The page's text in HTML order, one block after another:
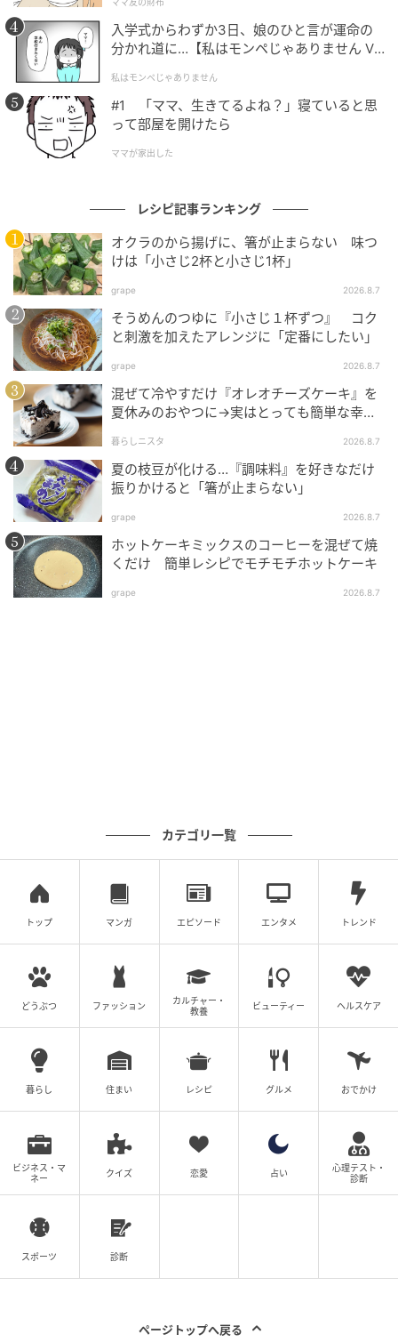
入学式からわずか3日、娘のひと言が運命の
分かれ道に…【私はモンペじゃありません Vo
私はモンペじゃありません
#1 「ママ、生きてるよね？」寝ていると思
って部屋を開けたら
ママが家出した
レシピ記事ランキング
オクラのから揚げに、箸が止まらない 味つ
けは「小さじ2杯と小さじ1杯」
grape 2026.8.7
そうめんのつゆに『小さじ１杯ずつ』 コク
と刺激を加えたアレンジに「定番にしたい」
grape 2026.8.7
混ぜて冷やすだけ『オレオチーズケーキ』を
夏休みのおやつに→実はとっても簡単な幸せ
暮らしニスタ 2026.8.7
夏の枝豆が化ける…『調味料』を好きなだけ
振りかけると「箸が止まらない」
grape 2026.8.7
ホットケーキミックスのコーヒーを混ぜて焼
くだけ 簡単レシピでモチモチホットケーキ
grape 2026.8.7
カテゴリ一覧
トップ マンガ エピソード エンタメ トレンド
どうぶつ ファッション
カルチャー・
教養
ビューティー ヘルスケア
暮らし 住まい レシピ グルメ おでかけ
ビジネス・マ
ネー
クイズ 恋愛 占い
心理テスト・
診断
スポーツ 診断
ページトップへ戻る